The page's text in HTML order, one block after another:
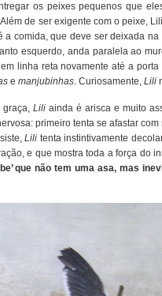
os peixes pequenos que
Além de ser exigente com o peixe,
a comida, que deve ser deixada
esquerdo, anda paralela ao
linha reta novamente até a
e manjubinhas. Curiosamente, Lili
graça, Lili ainda é arisca e muito
primeiro tenta se afastar
Lili tenta instintivamente
e que mostra toda a força do
que não tem uma asa, mas